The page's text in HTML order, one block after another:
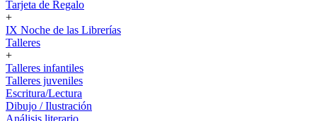
Tarjeta de Regalo
+
IX Noche de las Librerías
Talleres
+
Talleres infantiles
Talleres juveniles
Escritura/Lectura
Dibujo / Ilustración
Análisis literario